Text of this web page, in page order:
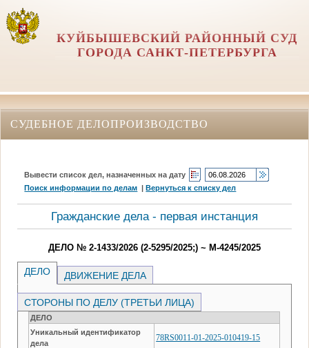
КУЙБЫШЕВСКИЙ РАЙОННЫЙ СУД
ГОРОДА САНКТ-ПЕТЕРБУРГА
СУДЕБНОЕ ДЕЛОПРОИЗВОДСТВО
Вывести список дел, назначенных на дату
Поиск информации по делам |Вернуться к списку дел
Гражданские дела - первая инстанция
ДЕЛО № 2-1433/2026 (2-5295/2025;) ~ М-4245/2025
ДЕЛО ДВИЖЕНИЕ ДЕЛА
СТОРОНЫ ПО ДЕЛУ (ТРЕТЬИ ЛИЦА)
ДЕЛО
Уникальный идентификатор
дела
78RS0011-01-2025-010419-15